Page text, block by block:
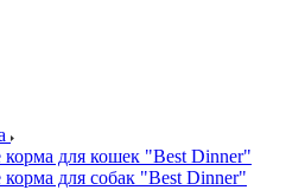
для кошек "Best Dinner"
для собак "Best Dinner"